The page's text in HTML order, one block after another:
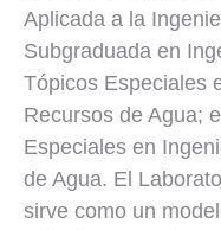
Aplicada a la
Subgraduada en
Tópicos Especiales
Recursos de Agua;
Especiales en
de Agua. El
sirve como un